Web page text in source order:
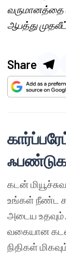
வருமானத்தை
ஆபத்து
Share
கடன்
உங்கள் நீண்ட
அடைய உதவும்.
வகையான கடன்
நிதிகள்